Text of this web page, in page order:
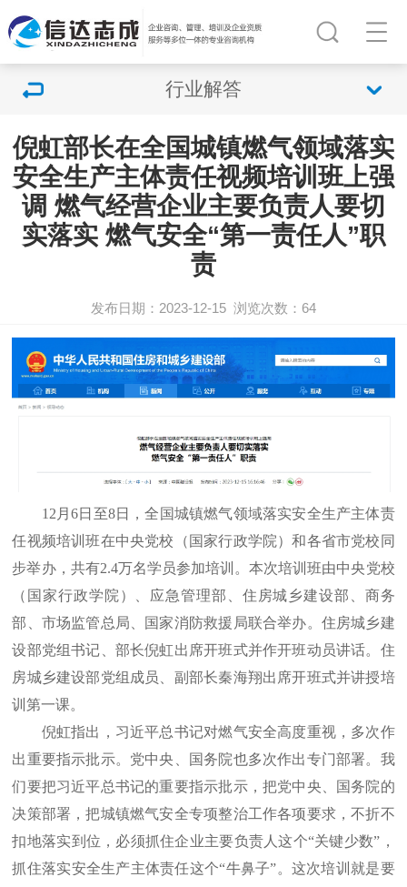
行业解答
倪虹部长在全国城镇燃气领域落实
安全生产主体责任视频培训班上强
调 燃气经营企业主要负责人要切
实落实 燃气安全“第一责任人”职
责
发布日期：2023-12-15 浏览次数： 64
12月6日至8日，全国城镇燃气领域落实安全生产主体责
任视频培训班在中央党校（国家行政学院）和各省市党校同
步举办，共有2.4万名学员参加培训。本次培训班由中央党校
（国家行政学院）、应急管理部、住房城乡建设部、商务
部、市场监管总局、国家消防救援局联合举办。住房城乡建
设部党组书记、部长倪虹出席开班式并作开班动员讲话。住
房城乡建设部党组成员、副部长秦海翔出席开班式并讲授培
训第一课。
倪虹指出，习近平总书记对燃气安全高度重视，多次作
出重要指示批示。党中央、国务院也多次作出专门部署。我
们要把习近平总书记的重要指示批示，把党中央、国务院的
决策部署，把城镇燃气安全专项整治工作各项要求，不折不
扣地落实到位，必须抓住企业主要负责人这个“关键少数”，
抓住落实安全生产主体责任这个“牛鼻子”。这次培训就是要